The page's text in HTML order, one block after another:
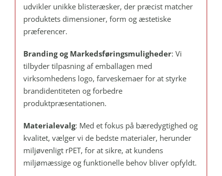
udvikler unikke blisteræsker, der præcist matcher
produktets dimensioner, form og æstetiske
præferencer.
Branding og Markedsføringsmuligheder: Vi
tilbyder tilpasning af emballagen med
virksomhedens logo, farveskemaer for at styrke
brandidentiteten og forbedre
produktpræsentationen.
Materialevalg: Med et fokus på bæredygtighed og
kvalitet, vælger vi de bedste materialer, herunder
miljøvenligt rPET, for at sikre, at kundens
miljømæssige og funktionelle behov bliver opfyldt.